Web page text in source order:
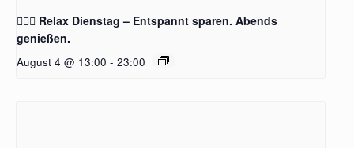
🧖‍♂️✨ Relax Dienstag – Entspannt sparen. Abends
genießen.
August 4 @ 13:00 - 23:00